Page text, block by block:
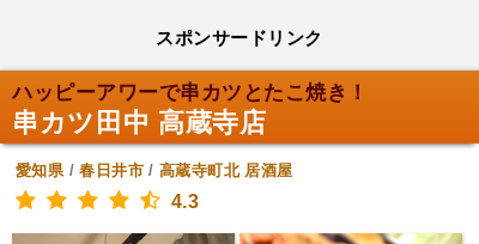
スポンサードリンク
ハッピーアワーで串カツとたこ焼き！
串カツ田中 高蔵寺店
愛知県/春日井市/高蔵寺町北 居酒屋
4.3